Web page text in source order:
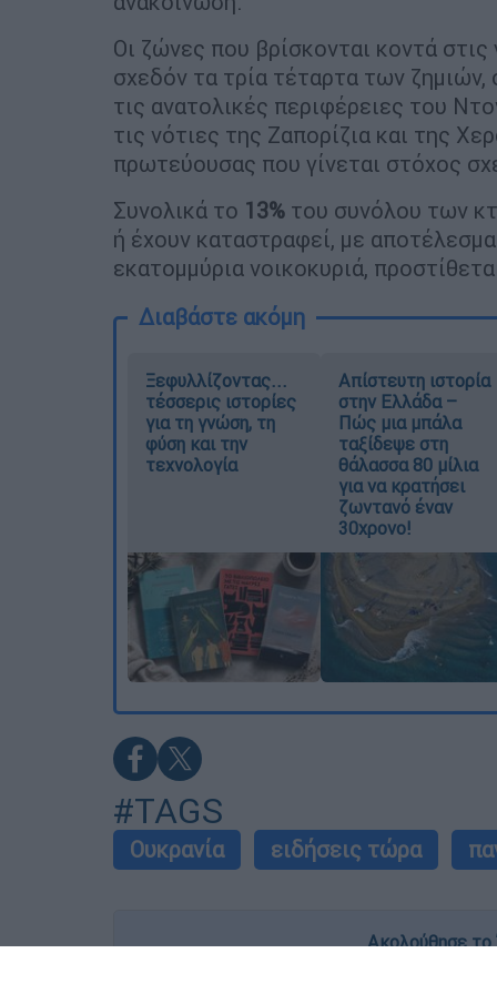
Οι ζώνες που βρίσκονται κοντά
σχεδόν τα τρία τέταρτα των
τις ανατολικές περιφέρειες του
τις νότιες της Ζαπορίζια και της
πρωτεύουσας που γίνεται στόχος
Συνολικά το 13% του συνόλου των
ή έχουν καταστραφεί, με
εκατομμύρια νοικοκυριά,
Διαβάστε ακόμη
Ξεφυλλίζοντας...
τέσσερις ιστορίες
για τη γνώση, τη
φύση και την
τεχνολογία
Απίστευτη ιστορία
στην Ελλάδα –
Πώς μια μπάλα
ταξίδεψε στη
θάλασσα 80 μίλια
για να κρατήσει
ζωντανό έναν
30χρονο!
#TAGS
Ουκρανία ειδήσεις τώρα
Ακολούθησε το